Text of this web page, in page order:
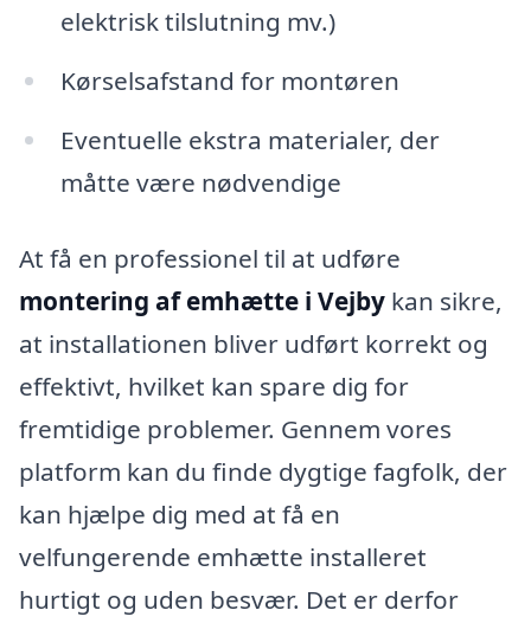
elektrisk tilslutning mv.)
Kørselsafstand for montøren
Eventuelle ekstra materialer, der
måtte være nødvendige
At få en professionel til at udføre
montering af emhætte i Vejby kan sikre,
at installationen bliver udført korrekt og
effektivt, hvilket kan spare dig for
fremtidige problemer. Gennem vores
platform kan du finde dygtige fagfolk, der
kan hjælpe dig med at få en
velfungerende emhætte installeret
hurtigt og uden besvær. Det er derfor